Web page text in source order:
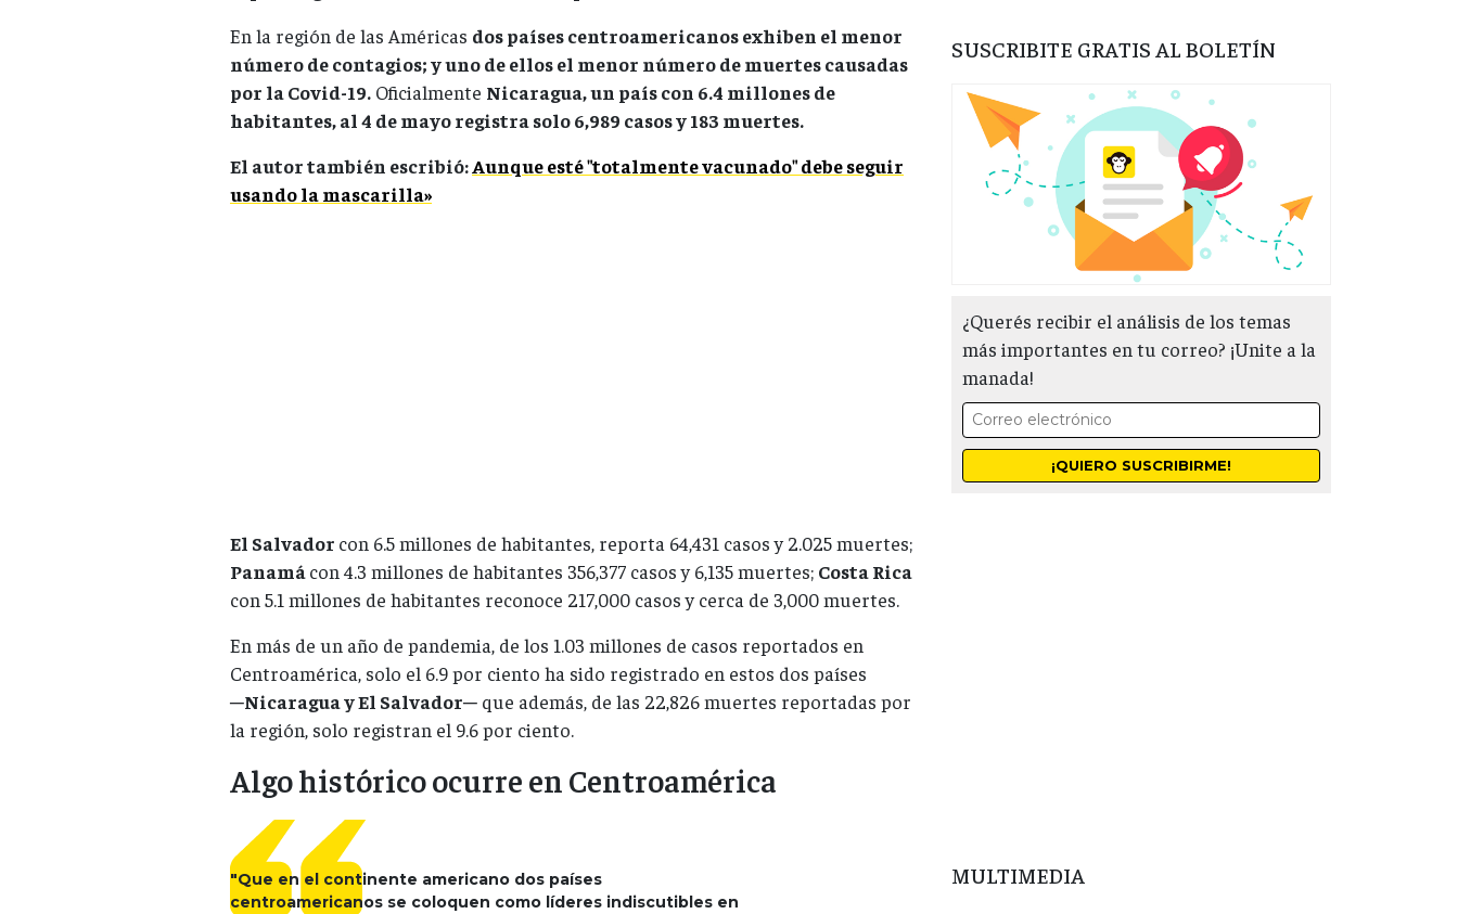
En la región de las Américas dos países centroamericanos exhiben el menor
número de contagios; y uno de ellos el menor número de muertes causadas
por la Covid-19. Oficialmente Nicaragua, un país con 6.4 millones de
habitantes, al 4 de mayo registra solo 6,989 casos y 183 muertes.
El autor también escribió:Aunque esté "totalmente vacunado" debe seguir
usando la mascarilla»
El Salvador con 6.5 millones de habitantes, reporta 64,431 casos y 2.025 muertes;
Panamácon 4.3 millones de habitantes 356,377 casos y 6,135 muertes; Costa Rica
con 5.1 millones de habitantes reconoce 217,000 casos y cerca de 3,000 muertes.
En más de un año de pandemia, de los 1.03 millones de casos reportados en
Centroamérica, solo el 6.9 por ciento ha sido registrado en estos dos países
─Nicaragua y El Salvador─ que además, de las 22,826 muertes reportadas por
la región, solo registran el 9.6 por ciento.
Algo histórico ocurre en Centroamérica
"Que en el continente americano dos países
centroamericanos se coloquen como líderes indiscutibles en
SUSCRIBITE GRATIS AL BOLETÍN
¿Querés recibir el análisis de los temas
más importantes en tu correo? ¡Unite a la
manada!
MULTIMEDIA